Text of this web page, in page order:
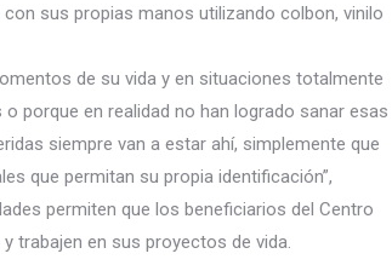
sus propias manos utilizando colbon, vinilo
de su vida y en situaciones totalmente
porque en realidad no han logrado sanar esas
siempre van a estar ahí, simplemente que
que permitan su propia identificación”,
permiten que los beneficiarios del Centro
trabajen en sus proyectos de vida.